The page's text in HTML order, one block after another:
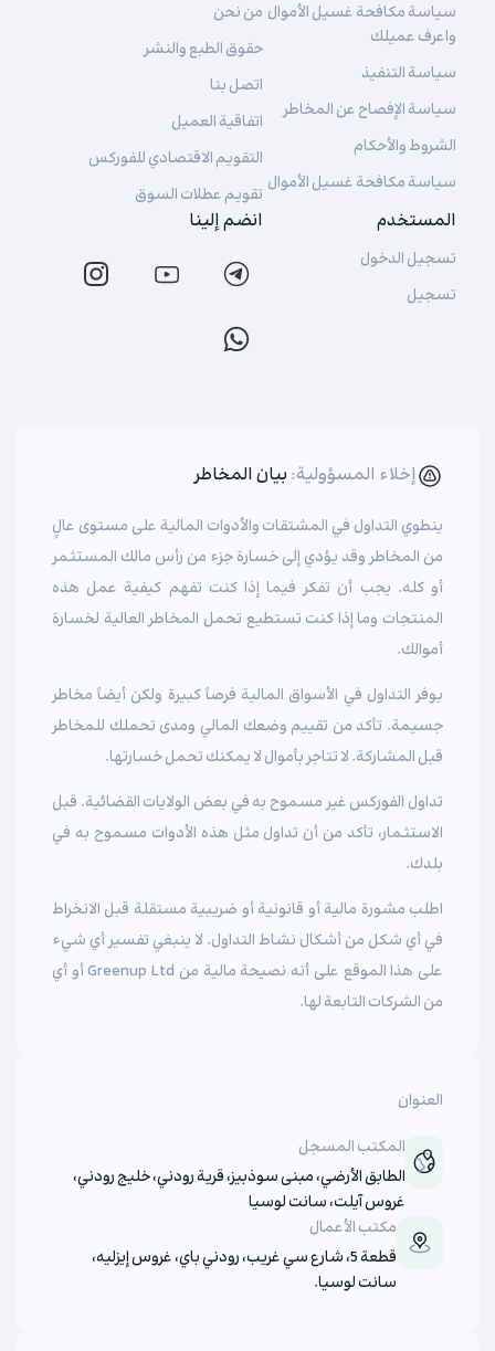
سياسة مكافحة غسيل الأموال
واعرف عميلك
سياسة التنفيذ
سياسة الإفصاح عن المخاطر
الشروط والأحكام
سياسة مكافحة غسيل الأموال
من نحن
حقوق الطبع والنشر
اتصل بنا
اتفاقية العميل
التقويم الاقتصادي للفوركس
تقويم عطلات السوق
المستخدم
تسجيل الدخول
تسجيل
انضم إلينا
العنوان
المكتب المسجل
الطابق الأرضي، مبنى سوذبيز، قرية رودني، خليج رودني،
غروس آيلت، سانت لوسيا
مكتب الأعمال
قطعة 5، شارع سي غريب، رودني باي، غروس إيزليه،
سانت لوسيا.
إخلاء المسؤولية: بيان المخاطر
ينطوي التداول في المشتقات والأدوات المالية على مستوى عالٍ
من المخاطر وقد يؤدي إلى خسارة جزء من رأس مالك المستثمر
أو كله. يجب أن تفكر فيما إذا كنت تفهم كيفية عمل هذه
المنتجات وما إذا كنت تستطيع تحمل المخاطر العالية لخسارة
أموالك.
يوفر التداول في الأسواق المالية فرصاً كبيرة ولكن أيضاً مخاطر
جسيمة. تأكد من تقييم وضعك المالي ومدى تحملك للمخاطر
قبل المشاركة. لا تتاجر بأموال لا يمكنك تحمل خسارتها.
تداول الفوركس غير مسموح به في بعض الولايات القضائية. قبل
الاستثمار، تأكد من أن تداول مثل هذه الأدوات مسموح به في
بلدك.
اطلب مشورة مالية أو قانونية أو ضريبية مستقلة قبل الانخراط
في أي شكل من أشكال نشاط التداول. لا ينبغي تفسير أي شيء
على هذا الموقع على أنه نصيحة مالية من Greenup Ltd أو أي
من الشركات التابعة لها.